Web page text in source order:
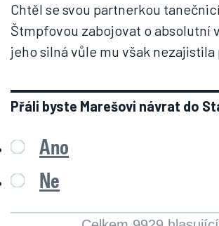
Chtěl se svou partnerkou
Štmpfovou zabojovat o absolutní
jeho silná vůle mu však nezajistila
Přáli byste Marešovi návrat do
Ano
Ne